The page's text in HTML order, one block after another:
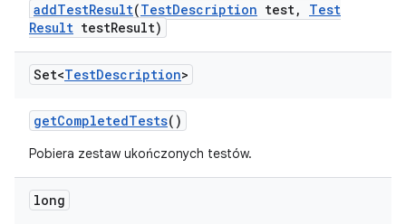
addTestResult(TestDescription test,
Test
Result testResult)
Set<TestDescription>
getCompletedTests()
Pobiera zestaw ukończonych testów.
long